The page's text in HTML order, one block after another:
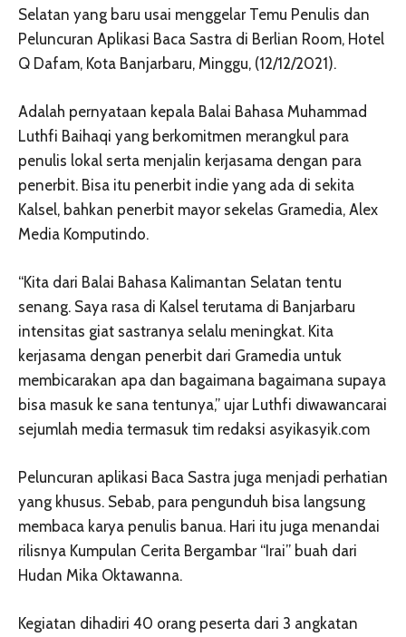
Selatan yang baru usai menggelar Temu Penulis dan
Peluncuran Aplikasi Baca Sastra di Berlian Room, Hotel
Q Dafam, Kota Banjarbaru, Minggu, (12/12/2021).
Adalah pernyataan kepala Balai Bahasa Muhammad
Luthfi Baihaqi yang berkomitmen merangkul para
penulis lokal serta menjalin kerjasama dengan para
penerbit. Bisa itu penerbit indie yang ada di sekita
Kalsel, bahkan penerbit mayor sekelas Gramedia, Alex
Media Komputindo.
“Kita dari Balai Bahasa Kalimantan Selatan tentu
senang. Saya rasa di Kalsel terutama di Banjarbaru
intensitas giat sastranya selalu meningkat. Kita
kerjasama dengan penerbit dari Gramedia untuk
membicarakan apa dan bagaimana bagaimana supaya
bisa masuk ke sana tentunya,” ujar Luthfi diwawancarai
sejumlah media termasuk tim redaksi asyikasyik.com
Peluncuran aplikasi Baca Sastra juga menjadi perhatian
yang khusus. Sebab, para pengunduh bisa langsung
membaca karya penulis banua. Hari itu juga menandai
rilisnya Kumpulan Cerita Bergambar “Irai” buah dari
Hudan Mika Oktawanna.
Kegiatan dihadiri 40 orang peserta dari 3 angkatan